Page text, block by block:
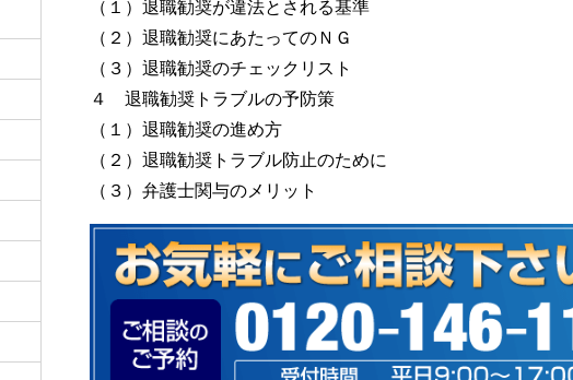
（１）退職勧奨が違法とされる基準
（２）退職勧奨にあたってのＮＧ
（３）退職勧奨のチェックリスト
４ 退職勧奨トラブルの予防策
（１）退職勧奨の進め方
（２）退職勧奨トラブル防止のために
（３）弁護士関与のメリット